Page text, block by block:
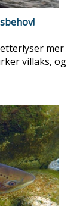
mer
villaks, og